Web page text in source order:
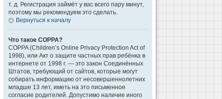
т. д. Регистрация займёт у вас всего пару минут,
поэтому мы рекомендуем это сделать.
Вернуться к началу
Что такое COPPA?
COPPA (Children’s Online Privacy Protection Act of
1998), или Акт о защите частных прав ребёнка в
интернете от 1998 г. — это закон Соединённых
Штатов, требующий от сайтов, которые могут
собирать информацию от несовершеннолетних
младше 13 лет, иметь на это письменное
согласие родителей. Допустимо наличие иного